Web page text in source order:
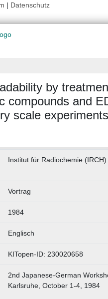
| Datenschutz
by
compounds and
scale
Institut für Radiochemie (IRCH)
Vortrag
1984
Englisch
KITopen-ID: 230020658
2nd Japanese-German
Karlsruhe, October 1-4, 1984